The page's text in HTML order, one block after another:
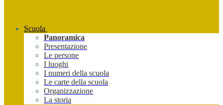
Scuola
Panoramica
Presentazione
Le persone
I luoghi
I numeri della scuola
Le carte della scuola
Organizzazione
La storia